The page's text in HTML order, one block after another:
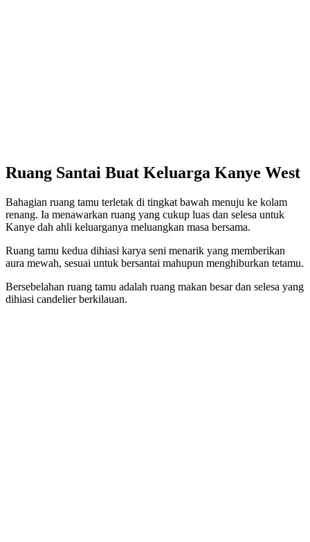
Ruang Santai Buat Keluarga Kanye West
Bahagian ruang tamu terletak di tingkat bawah menuju ke kolam
renang. Ia menawarkan ruang yang cukup luas dan selesa untuk
Kanye dah ahli keluarganya meluangkan masa bersama.
Ruang tamu kedua dihiasi karya seni menarik yang memberikan
aura mewah, sesuai untuk bersantai mahupun menghiburkan tetamu.
Bersebelahan ruang tamu adalah ruang makan besar dan selesa yang
dihiasi candelier berkilauan.